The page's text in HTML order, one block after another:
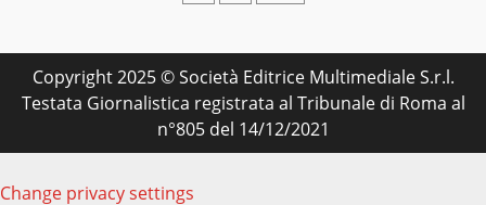
articoli
Copyright 2025 © Società Editrice Multimediale S.r.l.
Testata Giornalistica registrata al Tribunale di Roma al
n°805 del 14/12/2021
Change privacy settings